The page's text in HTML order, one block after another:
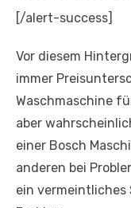
[/alert-success]
Vor diesem
immer
Waschmaschine
aber
einer Bosch
anderen bei
ein vermeintliches